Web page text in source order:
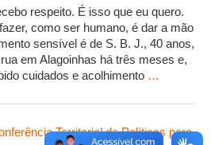
respeito. É isso que eu quero.
como ser humano, é dar a mão
sensível é de S. B. J., 40 anos,
em Alagoinhas há três meses e,
cuidados e acolhimento …